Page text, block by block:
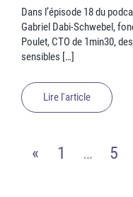
Dans l’épisode 18 du
Gabriel Dabi-Schwebel,
Poulet, CTO de 1min30,
sensibles […]
Lire l'article
« 1 … 5